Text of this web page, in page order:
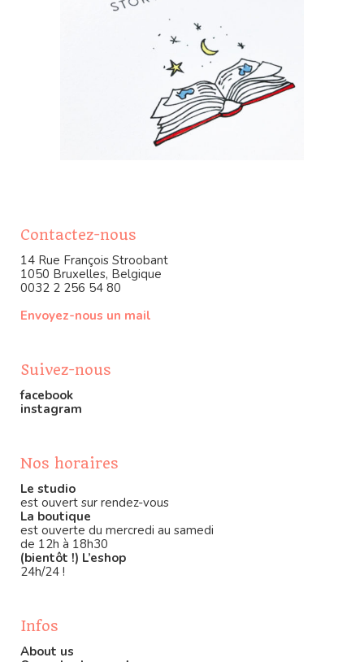
Contactez-nous
14 Rue François Stroobant
1050 Bruxelles, Belgique
0032 2 256 54 80
Envoyez-nous un mail
Suivez-nous
facebook
instagram
Nos horaires
Le studio
est ouvert sur rendez-vous
La boutique
est ouverte du mercredi au samedi
de 12h à 18h30
(bientôt !) L’eshop
24h/24 !
Infos
About us